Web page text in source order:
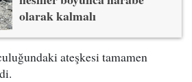
olarak kalmalı
ateşkesi tamamen